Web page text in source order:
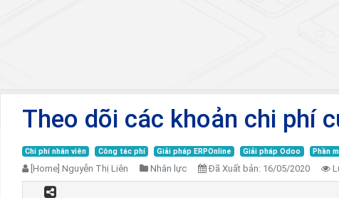
Theo dõi các khoản chi phí
Chi phí nhân viên Công tác phí Giải pháp ERPOnline Giải pháp Odoo Phần
[Home] Nguyễn Thị Liên Nhân lực Đã Xuất bản: 16/05/2020